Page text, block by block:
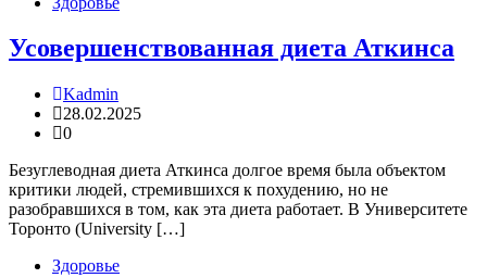
Усовершенствованная диета Аткинса
Kadmin
28.02.2025
0
Безуглеводная диета Аткинса долгое время была объектом
критики людей, стремившихся к похудению, но не
разобравшихся в том, как эта диета работает. В Университете
Торонто (University […]
Здоровье